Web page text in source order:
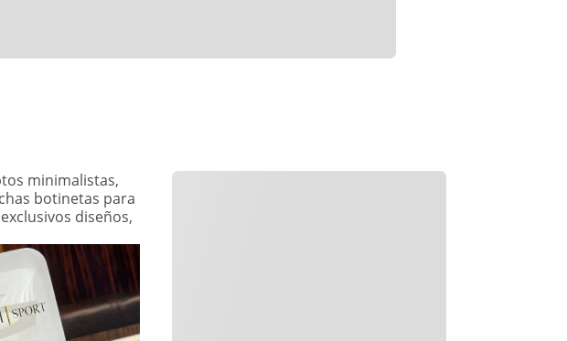
minimalistas,
botinetas para
diseños,